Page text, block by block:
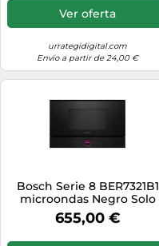
Ver oferta
urrategidigital.com
Envío a partir de 24,00 €
Bosch Serie 8 BER7321B1
microondas Negro Solo
microondas Integrado 21 L
900 W
655,00 €